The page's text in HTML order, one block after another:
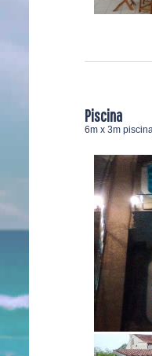
Piscina
6m x 3m